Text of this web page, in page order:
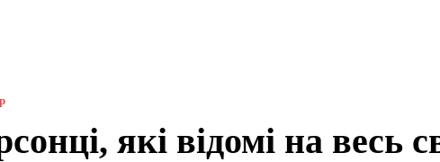
які відомі на весь